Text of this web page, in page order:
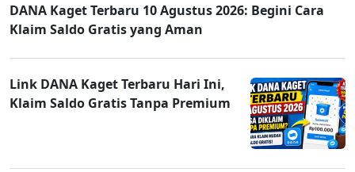
DANA Kaget Terbaru 10 Agustus 2026: Begini Cara
Klaim Saldo Gratis yang Aman
Link DANA Kaget Terbaru Hari Ini,
Klaim Saldo Gratis Tanpa Premium